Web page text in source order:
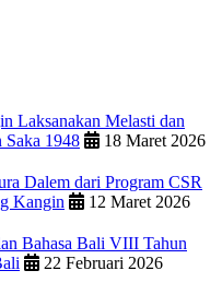
Laksanakan Melasti dan
Saka 1948
18 Maret 2026
Dalem dari Program CSR
Kangin
12 Maret 2026
Bahasa Bali VIII Tahun
22 Februari 2026